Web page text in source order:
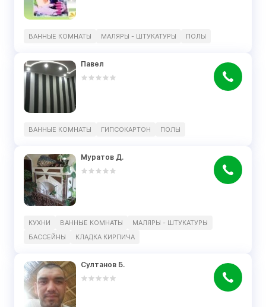
ВАННЫЕ КОМНАТЫ МАЛЯРЫ - ШТУКАТУРЫ ПОЛЫ
Павел
ВАННЫЕ КОМНАТЫ ГИПСОКАРТОН ПОЛЫ
Муратов Д.
КУХНИ ВАННЫЕ КОМНАТЫ
МАЛЯРЫ - ШТУКАТУРЫ
БАССЕЙНЫ
КЛАДКА КИРПИЧА
Султанов Б.